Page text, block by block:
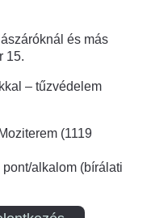
és más
15.
– tűzvédelem
(1119
pont/alkalom (bírálati